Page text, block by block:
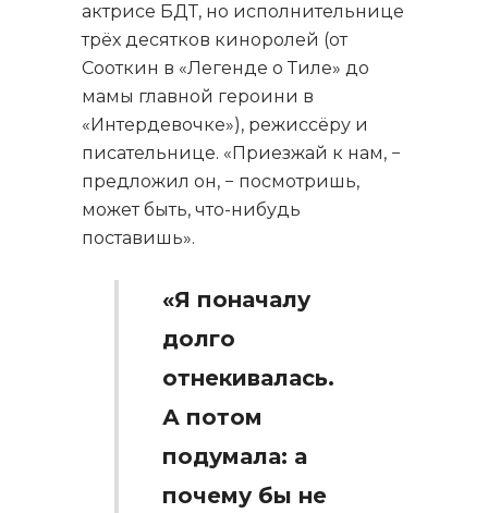
актрисе БДТ, но исполнительнице
трёх десятков киноролей (от
Сооткин в «Легенде о Тиле» до
мамы главной героини в
«Интердевочке»), режиссёру и
писательнице. «Приезжай к нам, −
предложил он, − посмотришь,
может быть, что-нибудь
поставишь».
«Я поначалу
долго
отнекивалась.
А потом
подумала: а
почему бы не